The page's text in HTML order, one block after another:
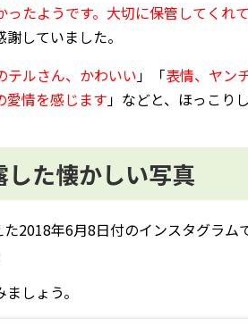
たようです。大切に保管してくれ
していました。
テルさん、かわいい 」「表情、ヤン
愛情を感じます 」などと、ほっこり
た懐かしい写真
2018年6月8日付のインスタグラム
しょう。